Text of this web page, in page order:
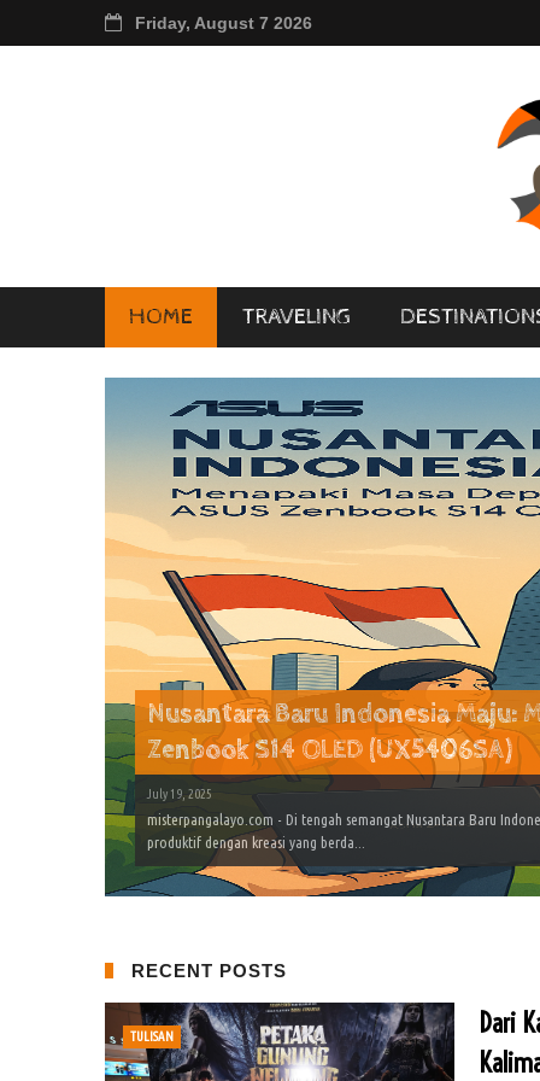
Friday, August 7 2026
HOME TRAVELING
Nusantara Baru Indonesia Maju:
Zenbook S14 OLED (UX5406SA)
July 19, 2025
misterpangalayo.com - Di tengah semangat Nusantara Baru
produktif dengan kreasi yang berda...
RECENT POSTS
TULISAN
Dari